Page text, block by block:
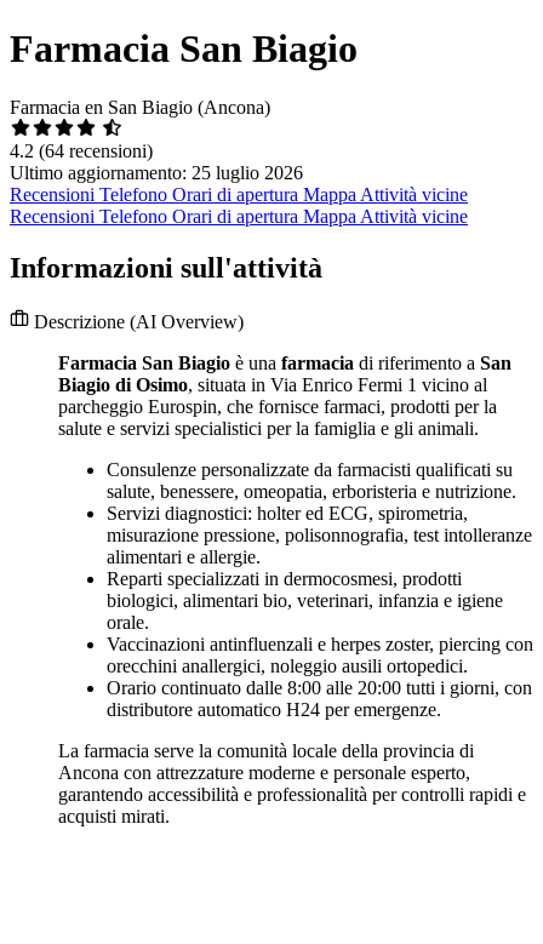
Farmacia San Biagio
Farmacia en San Biagio (Ancona)
4.2 (64 recensioni)
Ultimo aggiornamento: 25 luglio 2026
Recensioni Telefono Orari di apertura Mappa Attività vicine
Recensioni Telefono Orari di apertura Mappa Attività vicine
Informazioni sull'attività
Descrizione (AI Overview)
Farmacia San Biagio è una farmacia di riferimento a San
Biagio di Osimo, situata in Via Enrico Fermi 1 vicino al
parcheggio Eurospin, che fornisce farmaci, prodotti per la
salute e servizi specialistici per la famiglia e gli animali.
Consulenze personalizzate da farmacisti qualificati su
salute, benessere, omeopatia, erboristeria e nutrizione.
Servizi diagnostici: holter ed ECG, spirometria,
misurazione pressione, polisonnografia, test intolleranze
alimentari e allergie.
Reparti specializzati in dermocosmesi, prodotti
biologici, alimentari bio, veterinari, infanzia e igiene
orale.
Vaccinazioni antinfluenzali e herpes zoster, piercing con
orecchini anallergici, noleggio ausili ortopedici.
Orario continuato dalle 8:00 alle 20:00 tutti i giorni, con
distributore automatico H24 per emergenze.
La farmacia serve la comunità locale della provincia di
Ancona con attrezzature moderne e personale esperto,
garantendo accessibilità e professionalità per controlli rapidi e
acquisti mirati.